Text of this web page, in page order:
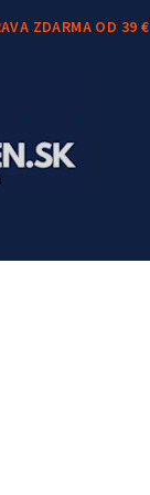
ZDARMA OD 39 €